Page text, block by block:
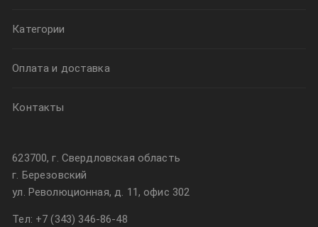
Категории
Оплата и доставка
Контакты
623700, г. Свердловская область
г. Березовский
ул. Революционная, д. 11, офис 302
Тел: +7 (343) 346-86-48